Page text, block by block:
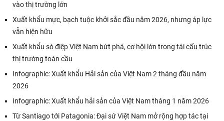
vào thị trường lớn
Xuất khẩu mực, bạch tuộc khởi sắc đầu năm 2026, nhưng áp lực
vẫn hiện hữu
Xuất khẩu sò điệp Việt Nam bứt phá, cơ hội lớn trong tái cấu trúc
thị trường toàn cầu
Infographic: Xuất khẩu Hải sản của Việt Nam 2 tháng đầu năm
2026
Infographic: Xuất khẩu hải sản của Việt Nam tháng 1 năm 2026
Từ Santiago tới Patagonia: Đại sứ Việt Nam mở rộng hợp tác tại